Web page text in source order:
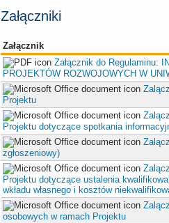
Załączniki
Załącznik
Załącznik do Regulaminu:
PROJEKTÓW ROZWOJOWYCH W
Projektu
Projektu dotyczące spotkania
zgłoszeniowy)
Projektu dotyczące ustalenia
wkładu własnego i kosztów
osobowych w ramach Projektu